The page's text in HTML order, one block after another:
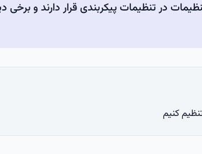
در تنظیمات پیکربندی قرار دارند و برخی
کنیم